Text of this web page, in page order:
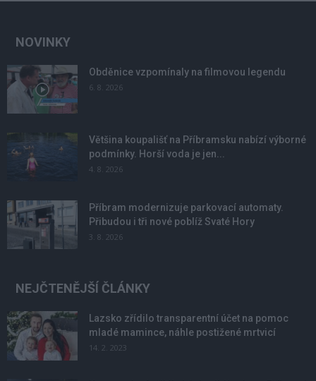
NOVINKY
Obděnice vzpomínaly na filmovou legendu
6. 8. 2026
Většina koupališť na Příbramsku nabízí výborné
podmínky. Horší voda je jen...
4. 8. 2026
Příbram modernizuje parkovací automaty.
Přibudou i tři nové poblíž Svaté Hory
3. 8. 2026
NEJČTENĚJŠÍ ČLÁNKY
Lazsko zřídilo transparentní účet na pomoc
mladé mamince, náhle postižené mrtvicí
14. 2. 2023